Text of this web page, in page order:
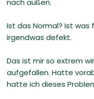
Ist das Normal? Ist
irgendwas defekt.
Das ist mir so extrem
aufgefallen. Hatte
hatte ich dieses